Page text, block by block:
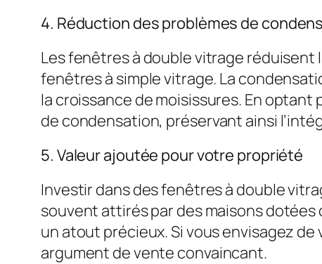
4. Réduction des problèmes de
Les fenêtres à double vitrage
fenêtres à simple vitrage. La
la croissance de moisissures. En
de condensation, préservant ainsi
5. Valeur ajoutée pour votre propriété
Investir dans des fenêtres à double
souvent attirés par des maisons
un atout précieux. Si vous envisagez
argument de vente convaincant.